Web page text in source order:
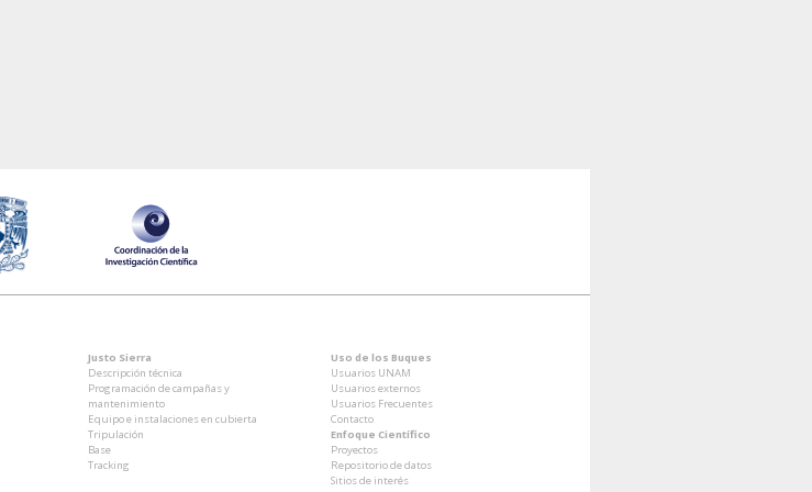
Justo Sierra
Descripción técnica
Programación de campañas y
mantenimiento
Equipo e instalaciones en cubierta
Tripulación
Base
Tracking
Uso de los Buques
Usuarios UNAM
Usuarios externos
Usuarios Frecuentes
Contacto
Enfoque Científico
Proyectos
Repositorio de datos
Sitios de interés